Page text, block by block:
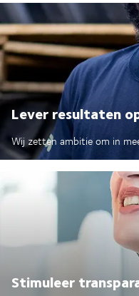
Lever resultaten
Wij zetten ambitie om in
Stimuleer